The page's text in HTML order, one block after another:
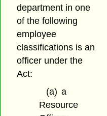
department in one
of the following
employee
classifications is an
officer under the
Act:
(a) a
Resource